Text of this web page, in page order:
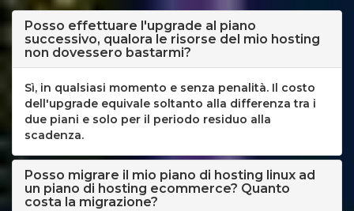
Posso effettuare l'upgrade al piano
successivo, qualora le risorse del mio hosting
non dovessero bastarmi?
Sì, in qualsiasi momento e senza penalità. Il costo
dell'upgrade equivale soltanto alla differenza tra i
due piani e solo per il periodo residuo alla
scadenza.
Posso migrare il mio piano di hosting linux ad
un piano di hosting ecommerce? Quanto
costa la migrazione?